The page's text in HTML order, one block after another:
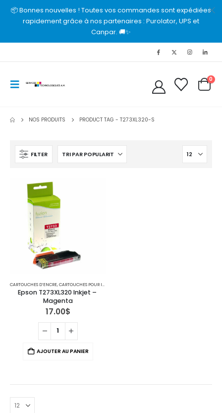
📦 Bonnes nouvelles ! Toutes vos commandes sont expédiées
rapidement grâce à nos partenaires : Purolator, UPS et
Canpar. 🚚✨
0
NOS PRODUITS PRODUCT TAG -T273XL320-S
FILTER
CARTOUCHES D’ENCRE,CARTOUCHES POUR IMPRIMANTES EPSON
Epson T273XL320 Inkjet –
Magenta
17.00$
AJOUTER AU PANIER